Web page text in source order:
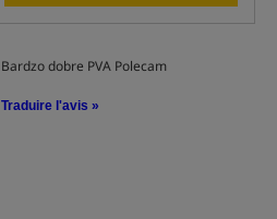
Bardzo dobre PVA Polecam
Traduire l'avis »